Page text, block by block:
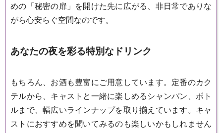
めの「秘密の扉」を開けた先に広がる、非日常でありな
がら心安らぐ空間なのです。
あなたの夜を彩る特別なドリンク
もちろん、お酒も豊富にご用意しています。定番のカク
テルから、キャストと一緒に楽しめるシャンパン、ボト
ルまで、幅広いラインナップを取り揃えています。キャ
ストにおすすめを聞いてみるのも楽しいかもしれません